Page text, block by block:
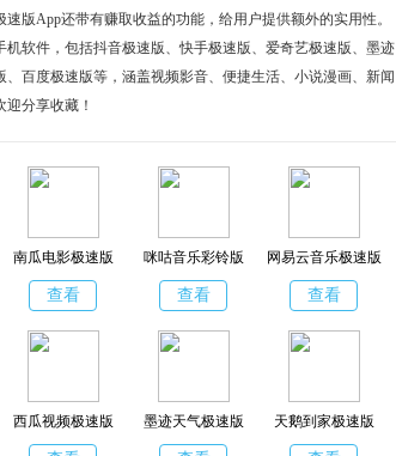
版App还带有赚取收益的功能，给用户提供额外的实用性。
机软件，包括抖音极速版、快手极速版、爱奇艺极速版、墨迹
百度极速版等，涵盖视频影音、便捷生活、小说漫画、新闻
分享收藏！
南瓜电影极速版
查看
咪咕音乐彩铃版
查看
网易云音乐极速版
查看
西瓜视频极速版 墨迹天气极速版 天鹅到家极速版